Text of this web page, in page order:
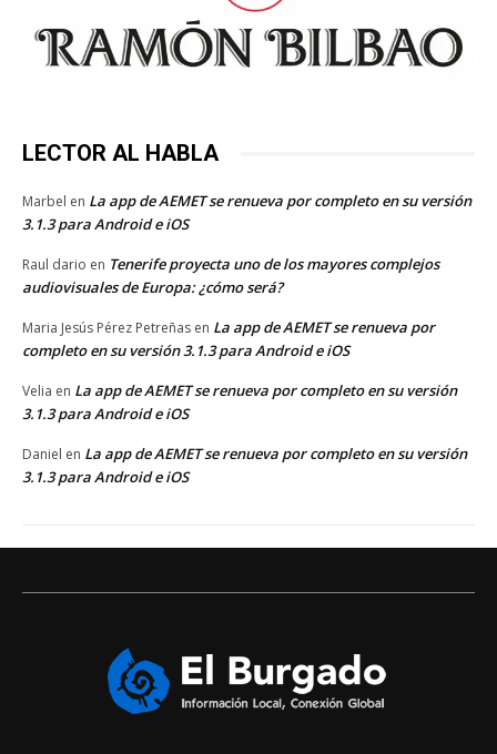
LECTOR AL HABLA
Marbel en La app de AEMET se renueva por completo en su versión
3.1.3 para Android e iOS
Raul dario en Tenerife proyecta uno de los mayores complejos
audiovisuales de Europa: ¿cómo será?
Maria Jesús Pérez Petreñas en La app de AEMET se renueva por
completo en su versión 3.1.3 para Android e iOS
Velia en La app de AEMET se renueva por completo en su versión
3.1.3 para Android e iOS
Daniel en La app de AEMET se renueva por completo en su versión
3.1.3 para Android e iOS